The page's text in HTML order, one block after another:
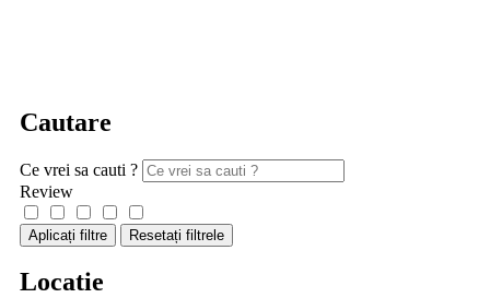
Cautare
Ce vrei sa cauti ?
Review
Aplicați filtre Resetați filtrele
Locatie